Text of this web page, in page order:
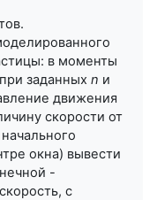
в моменты
заданных n и
движения
скорости от
окна) вывести
-
с